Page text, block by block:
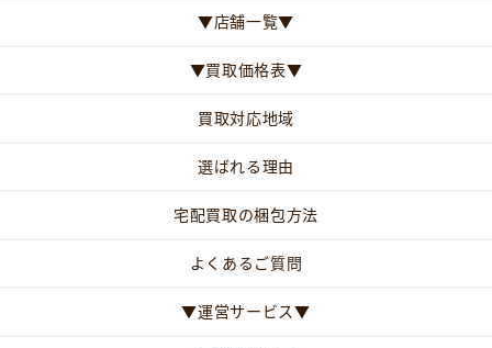
▼店舗一覧▼
▼買取価格表▼
買取対応地域
選ばれる理由
宅配買取の梱包方法
よくあるご質問
▼運営サービス▼